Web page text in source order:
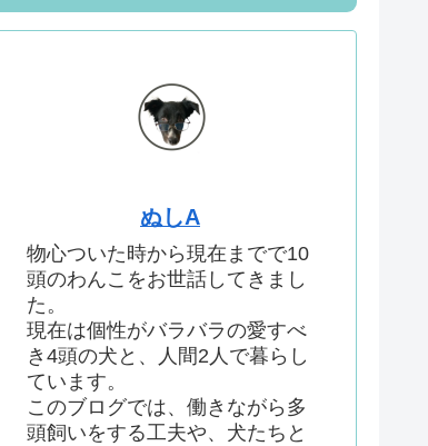
ぬしA
物心ついた時から現在までで10
頭のわんこをお世話してきまし
た。
現在は個性がバラバラの愛すべ
き4頭の犬と、人間2人で暮らし
ています。
このブログでは、働きながら多
頭飼いをする工夫や、犬たちと